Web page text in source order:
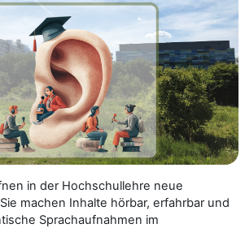
in der Hochschullehre neue
machen Inhalte hörbar, erfahrbar und
Sprachaufnahmen im